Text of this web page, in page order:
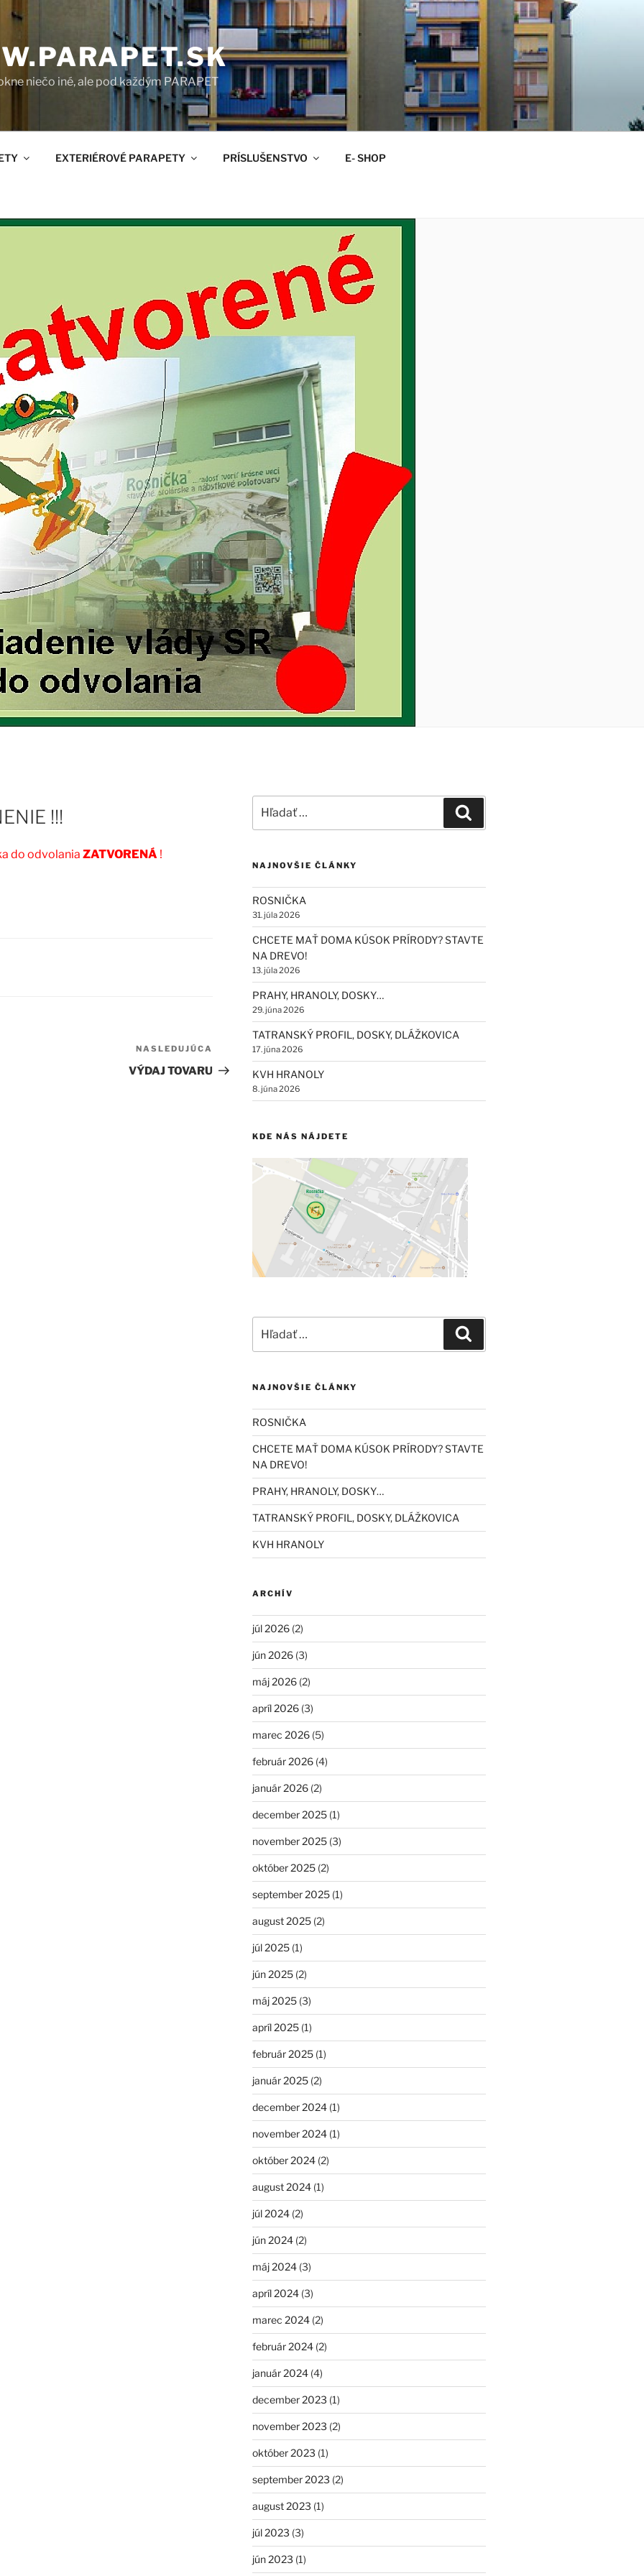
niečo iné, ale pod každým PARAPET
EXTERIÉROVÉ PARAPETY PRÍSLUŠENSTVO E- SHOP
!!!
do odvolania ZATVORENÁ !
článok
NASLEDUJÚCA
VÝDAJ TOVARU
NAJNOVŠIE ČLÁNKY
ROSNIČKA
31. júla 2026
CHCETE MAŤ DOMA KÚSOK PRÍRODY? STAVTE
NA DREVO!
13. júla 2026
PRAHY, HRANOLY, DOSKY…
29. júna 2026
TATRANSKÝ PROFIL, DOSKY, DLÁŽKOVICA
17. júna 2026
KVH HRANOLY
8. júna 2026
KDE NÁS NÁJDETE
NAJNOVŠIE ČLÁNKY
ROSNIČKA
CHCETE MAŤ DOMA KÚSOK PRÍRODY? STAVTE
NA DREVO!
PRAHY, HRANOLY, DOSKY…
TATRANSKÝ PROFIL, DOSKY, DLÁŽKOVICA
KVH HRANOLY
ARCHÍV
júl 2026(2)
jún 2026(3)
máj 2026(2)
apríl 2026(3)
marec 2026(5)
február 2026(4)
január 2026(2)
december 2025(1)
november 2025(3)
október 2025(2)
september 2025(1)
august 2025(2)
júl 2025(1)
jún 2025(2)
máj 2025(3)
apríl 2025(1)
február 2025(1)
január 2025(2)
december 2024(1)
november 2024(1)
október 2024(2)
august 2024(1)
júl 2024(2)
jún 2024(2)
máj 2024(3)
apríl 2024(3)
marec 2024(2)
február 2024(2)
január 2024(4)
december 2023 (1)
november 2023 (2)
október 2023 (1)
september 2023 (2)
august 2023 (1)
júl 2023 (3)
jún 2023 (1)